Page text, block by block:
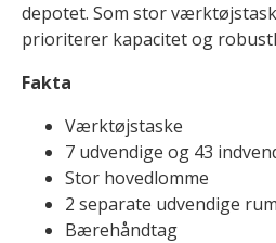
depotet. Som stor
prioriterer kapacitet og
Fakta
Værktøjstaske
7 udvendige og 43
Stor hovedlomme
2 separate udvendige
Bærehåndtag